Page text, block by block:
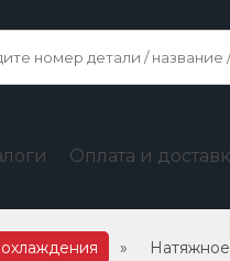
Оплата и
охлаждения »